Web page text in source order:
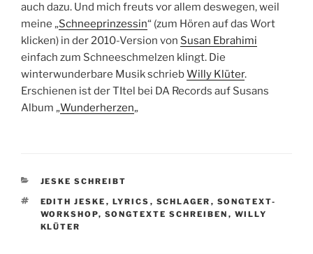
auch dazu. Und mich freuts vor allem deswegen, weil
meine „Schneeprinzessin“ (zum Hören auf das Wort
klicken) in der 2010-Version von Susan Ebrahimi
einfach zum Schneeschmelzen klingt. Die
winterwunderbare Musik schriebWilly Klüter.
Erschienen ist der TItel bei DA Records auf Susans
Album „Wunderherzen„
KATEGORIEN
JESKE SCHREIBT
SCHLAGWÖRTER
EDITH JESKE , LYRICS , SCHLAGER , SONGTEXT-
WORKSHOP, SONGTEXTE SCHREIBEN , WILLY
KLÜTER